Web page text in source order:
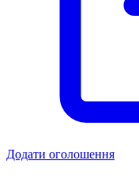
Додати оголошення